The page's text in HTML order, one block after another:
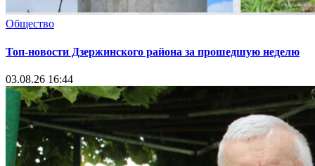
Общество
Топ-новости Дзержинского района за прошедшую неделю
03.08.26 16:44